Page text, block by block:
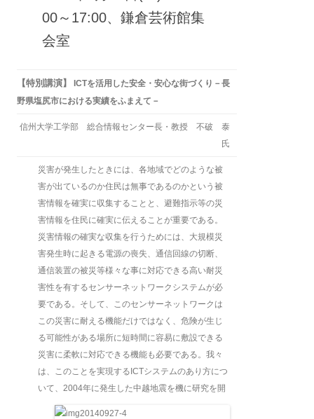
00～17:00、鎌倉芸術館集
会室
【特別講演】 ICTを活用した安全・安心な街づくり－長
野県塩尻市における実績をふまえて－
信州大学工学部 総合情報センター長・教授 不破 泰
氏
災害が発生したときには、各地域でどのような被
害が出ているのか住民は無事であるのかという被
害情報を確実に収集することと、避難指示等の災
害情報を住民に確実に伝えることが重要である。
災害情報の確実な収集を行うためには、大規模災
害発生時に起きる電源の喪失、通信回線の切断、
通信装置の被災等様々な事に対応できる高い耐災
害性を有するセンサーネットワークシステムが必
要である。そして、このセンサーネットワークは
この災害に耐える機能だけではなく、危険が生じ
る可能性がある場所に短時間に容易に敷設できる
災害に柔軟に対応できる機能も必要である。我々
は、このことを実現するICTシステムのあり方につ
いて、2004年に発生した中越地震を機に研究を開